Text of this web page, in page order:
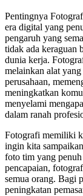
Pentingnya
era digital yang
pengaruh yang
tidak ada keraguan
dunia kerja.
melainkan alat
perusahaan,
meningkatkan
menyelami
dalam ranah
Fotografi memiliki
ingin kita
foto tim yang penuh
pencapaian,
semua orang. Bagi
peningkatan